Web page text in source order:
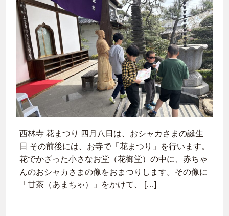
西林寺 花まつり 四月八日は、おシャカさまの誕生
日 その前後には、お寺で「花まつり」を行います。
花でかざった小さなお堂（花御堂）の中に、赤ちゃ
んのおシャカさまの像をおまつりします。その像に
「甘茶（あまちゃ）」をかけて、 […]